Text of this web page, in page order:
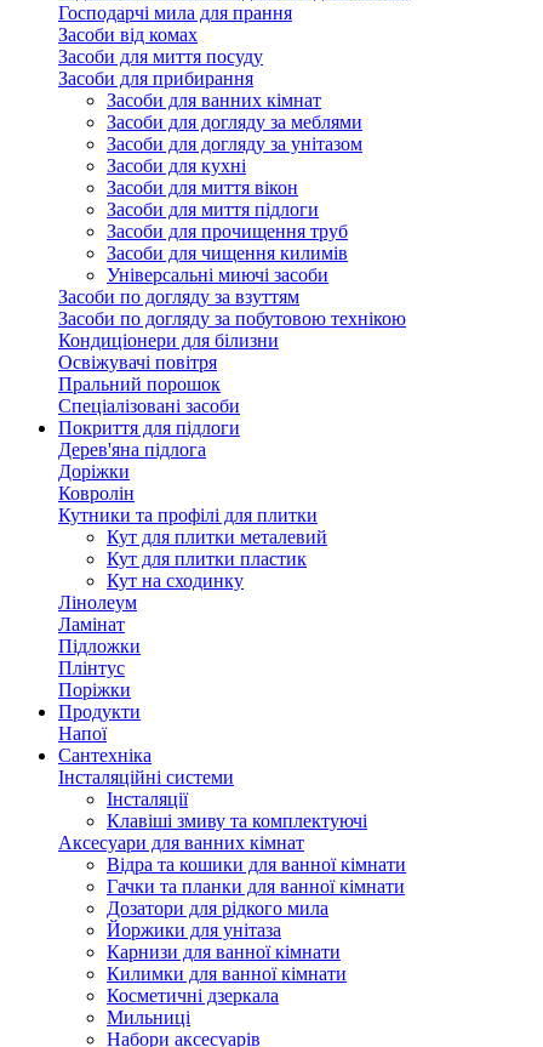
Господарчі мила для прання
Засоби від комах
Засоби для миття посуду
Засоби для прибирання
Засоби для ванних кімнат
Засоби для догляду за меблями
Засоби для догляду за унітазом
Засоби для кухні
Засоби для миття вікон
Засоби для миття підлоги
Засоби для прочищення труб
Засоби для чищення килимів
Універсальні миючі засоби
Засоби по догляду за взуттям
Засоби по догляду за побутовою технікою
Кондиціонери для білизни
Освіжувачі повітря
Пральний порошок
Спеціалізовані засоби
Покриття для підлоги
Дерев'яна підлога
Доріжки
Ковролін
Кутники та профілі для плитки
Кут для плитки металевий
Кут для плитки пластик
Кут на сходинку
Лінолеум
Ламінат
Підложки
Плінтус
Поріжки
Продукти
Напої
Сантехніка
Інсталяційні системи
Інсталяції
Клавіші змиву та комплектуючі
Аксесуари для ванних кімнат
Відра та кошики для ванної кімнати
Гачки та планки для ванної кімнати
Дозатори для рідкого мила
Йоржики для унітаза
Карнизи для ванної кімнати
Килимки для ванної кімнати
Косметичні дзеркала
Мильниці
Набори аксесуарів